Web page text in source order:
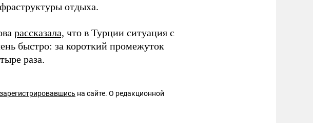
отдыха.
рассказала, что в Турции ситуация с
быстро: за короткий промежуток
раза.
зарегистрировавшись на сайте. О редакционной